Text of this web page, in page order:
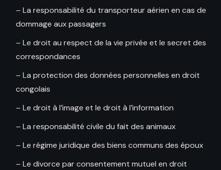
– La responsabilité du transporteur aérien en cas de
dommage aux passagers
– Le droit au respect de la vie privée et le secret des
correspondances
– La protection des données personnelles en droit
congolais
– Le droit à l’image et le droit à l’information
– La responsabilité civile du fait des animaux
– Le régime juridique des biens communs des époux
– Le divorce par consentement mutuel en droit